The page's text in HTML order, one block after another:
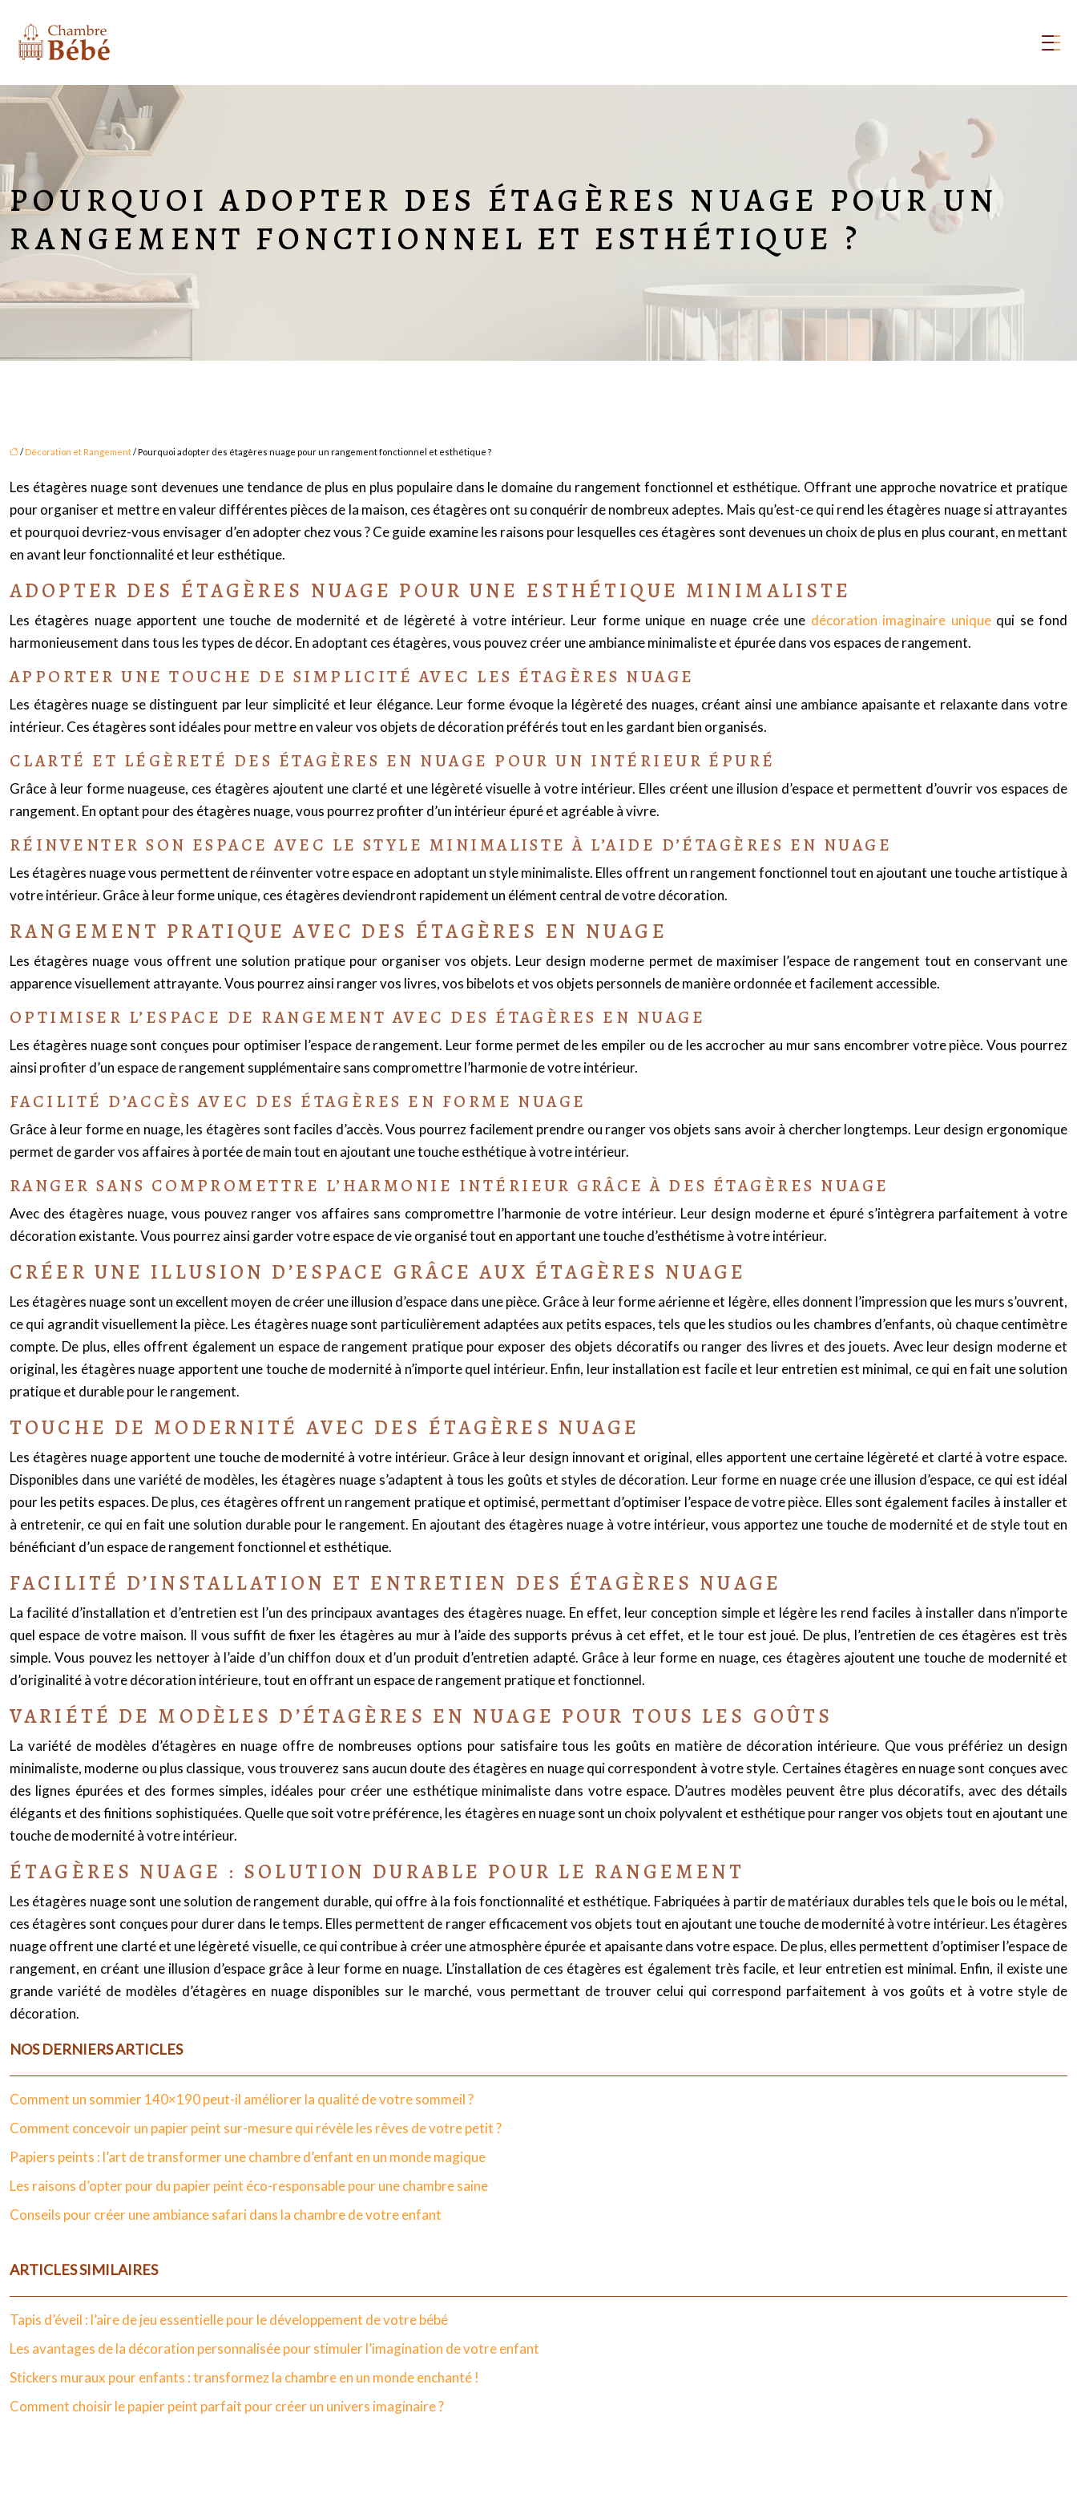
POURQUOI ADOPTER DES ÉTAGÈRES NUAGE POUR UN
RANGEMENT FONCTIONNEL ET ESTHÉTIQUE ?
/ Décoration et Rangement/ Pourquoi adopter des étagères nuage pour un rangement fonctionnel et esthétique ?
Les étagères nuage sont devenues une tendance de plus en plus populaire dans le domaine du rangement fonctionnel et esthétique. Offrant une approche novatrice et pratique
pour organiser et mettre en valeur différentes pièces de la maison, ces étagères ont su conquérir de nombreux adeptes. Mais qu’est-ce qui rend les étagères nuage si attrayantes
et pourquoi devriez-vous envisager d’en adopter chez vous ? Ce guide examine les raisons pour lesquelles ces étagères sont devenues un choix de plus en plus courant, en mettant
en avant leur fonctionnalité et leur esthétique.
ADOPTER DES ÉTAGÈRES NUAGE POUR UNE ESTHÉTIQUE MINIMALISTE
Les étagères nuage apportent une touche de modernité et de légèreté à votre intérieur. Leur forme unique en nuage crée une décoration imaginaire uniquequi se fond
harmonieusement dans tous les types de décor. En adoptant ces étagères, vous pouvez créer une ambiance minimaliste et épurée dans vos espaces de rangement.
APPORTER UNE TOUCHE DE SIMPLICITÉ AVEC LES ÉTAGÈRES NUAGE
Les étagères nuage se distinguent par leur simplicité et leur élégance. Leur forme évoque la légèreté des nuages, créant ainsi une ambiance apaisante et relaxante dans votre
intérieur. Ces étagères sont idéales pour mettre en valeur vos objets de décoration préférés tout en les gardant bien organisés.
CLARTÉ ET LÉGÈRETÉ DES ÉTAGÈRES EN NUAGE POUR UN INTÉRIEUR ÉPURÉ
Grâce à leur forme nuageuse, ces étagères ajoutent une clarté et une légèreté visuelle à votre intérieur. Elles créent une illusion d’espace et permettent d’ouvrir vos espaces de
rangement. En optant pour des étagères nuage, vous pourrez profiter d’un intérieur épuré et agréable à vivre.
RÉINVENTER SON ESPACE AVEC LE STYLE MINIMALISTE À L’AIDE D’ÉTAGÈRES EN NUAGE
Les étagères nuage vous permettent de réinventer votre espace en adoptant un style minimaliste. Elles offrent un rangement fonctionnel tout en ajoutant une touche artistique à
votre intérieur. Grâce à leur forme unique, ces étagères deviendront rapidement un élément central de votre décoration.
RANGEMENT PRATIQUE AVEC DES ÉTAGÈRES EN NUAGE
Les étagères nuage vous offrent une solution pratique pour organiser vos objets. Leur design moderne permet de maximiser l’espace de rangement tout en conservant une
apparence visuellement attrayante. Vous pourrez ainsi ranger vos livres, vos bibelots et vos objets personnels de manière ordonnée et facilement accessible.
OPTIMISER L’ESPACE DE RANGEMENT AVEC DES ÉTAGÈRES EN NUAGE
Les étagères nuage sont conçues pour optimiser l’espace de rangement. Leur forme permet de les empiler ou de les accrocher au mur sans encombrer votre pièce. Vous pourrez
ainsi profiter d’un espace de rangement supplémentaire sans compromettre l’harmonie de votre intérieur.
FACILITÉ D’ACCÈS AVEC DES ÉTAGÈRES EN FORME NUAGE
Grâce à leur forme en nuage, les étagères sont faciles d’accès. Vous pourrez facilement prendre ou ranger vos objets sans avoir à chercher longtemps. Leur design ergonomique
permet de garder vos affaires à portée de main tout en ajoutant une touche esthétique à votre intérieur.
RANGER SANS COMPROMETTRE L’HARMONIE INTÉRIEUR GRÂCE À DES ÉTAGÈRES NUAGE
Avec des étagères nuage, vous pouvez ranger vos affaires sans compromettre l’harmonie de votre intérieur. Leur design moderne et épuré s’intègrera parfaitement à votre
décoration existante. Vous pourrez ainsi garder votre espace de vie organisé tout en apportant une touche d’esthétisme à votre intérieur.
CRÉER UNE ILLUSION D’ESPACE GRÂCE AUX ÉTAGÈRES NUAGE
Les étagères nuage sont un excellent moyen de créer une illusion d’espace dans une pièce. Grâce à leur forme aérienne et légère, elles donnent l’impression que les murs s’ouvrent,
ce qui agrandit visuellement la pièce. Les étagères nuage sont particulièrement adaptées aux petits espaces, tels que les studios ou les chambres d’enfants, où chaque centimètre
compte. De plus, elles offrent également un espace de rangement pratique pour exposer des objets décoratifs ou ranger des livres et des jouets. Avec leur design moderne et
original, les étagères nuage apportent une touche de modernité à n’importe quel intérieur. Enfin, leur installation est facile et leur entretien est minimal, ce qui en fait une solution
pratique et durable pour le rangement.
TOUCHE DE MODERNITÉ AVEC DES ÉTAGÈRES NUAGE
Les étagères nuage apportent une touche de modernité à votre intérieur. Grâce à leur design innovant et original, elles apportent une certaine légèreté et clarté à votre espace.
Disponibles dans une variété de modèles, les étagères nuage s’adaptent à tous les goûts et styles de décoration. Leur forme en nuage crée une illusion d’espace, ce qui est idéal
pour les petits espaces. De plus, ces étagères offrent un rangement pratique et optimisé, permettant d’optimiser l’espace de votre pièce. Elles sont également faciles à installer et
à entretenir, ce qui en fait une solution durable pour le rangement. En ajoutant des étagères nuage à votre intérieur, vous apportez une touche de modernité et de style tout en
bénéficiant d’un espace de rangement fonctionnel et esthétique.
FACILITÉ D’INSTALLATION ET ENTRETIEN DES ÉTAGÈRES NUAGE
La facilité d’installation et d’entretien est l’un des principaux avantages des étagères nuage. En effet, leur conception simple et légère les rend faciles à installer dans n’importe
quel espace de votre maison. Il vous suffit de fixer les étagères au mur à l’aide des supports prévus à cet effet, et le tour est joué. De plus, l’entretien de ces étagères est très
simple. Vous pouvez les nettoyer à l’aide d’un chiffon doux et d’un produit d’entretien adapté. Grâce à leur forme en nuage, ces étagères ajoutent une touche de modernité et
d’originalité à votre décoration intérieure, tout en offrant un espace de rangement pratique et fonctionnel.
VARIÉTÉ DE MODÈLES D’ÉTAGÈRES EN NUAGE POUR TOUS LES GOÛTS
La variété de modèles d’étagères en nuage offre de nombreuses options pour satisfaire tous les goûts en matière de décoration intérieure. Que vous préfériez un design
minimaliste, moderne ou plus classique, vous trouverez sans aucun doute des étagères en nuage qui correspondent à votre style. Certaines étagères en nuage sont conçues avec
des lignes épurées et des formes simples, idéales pour créer une esthétique minimaliste dans votre espace. D’autres modèles peuvent être plus décoratifs, avec des détails
élégants et des finitions sophistiquées. Quelle que soit votre préférence, les étagères en nuage sont un choix polyvalent et esthétique pour ranger vos objets tout en ajoutant une
touche de modernité à votre intérieur.
ÉTAGÈRES NUAGE : SOLUTION DURABLE POUR LE RANGEMENT
Les étagères nuage sont une solution de rangement durable, qui offre à la fois fonctionnalité et esthétique. Fabriquées à partir de matériaux durables tels que le bois ou le métal,
ces étagères sont conçues pour durer dans le temps. Elles permettent de ranger efficacement vos objets tout en ajoutant une touche de modernité à votre intérieur. Les étagères
nuage offrent une clarté et une légèreté visuelle, ce qui contribue à créer une atmosphère épurée et apaisante dans votre espace. De plus, elles permettent d’optimiser l’espace de
rangement, en créant une illusion d’espace grâce à leur forme en nuage. L’installation de ces étagères est également très facile, et leur entretien est minimal. Enfin, il existe une
grande variété de modèles d’étagères en nuage disponibles sur le marché, vous permettant de trouver celui qui correspond parfaitement à vos goûts et à votre style de
décoration.
NOS DERNIERS ARTICLES
Comment un sommier 140×190 peut-il améliorer la qualité de votre sommeil ?
Comment concevoir un papier peint sur-mesure qui révèle les rêves de votre petit ?
Papiers peints : l’art de transformer une chambre d’enfant en un monde magique
Les raisons d’opter pour du papier peint éco-responsable pour une chambre saine
Conseils pour créer une ambiance safari dans la chambre de votre enfant
ARTICLES SIMILAIRES
Tapis d’éveil : l’aire de jeu essentielle pour le développement de votre bébé
Les avantages de la décoration personnalisée pour stimuler l’imagination de votre enfant
Stickers muraux pour enfants : transformez la chambre en un monde enchanté !
Comment choisir le papier peint parfait pour créer un univers imaginaire ?